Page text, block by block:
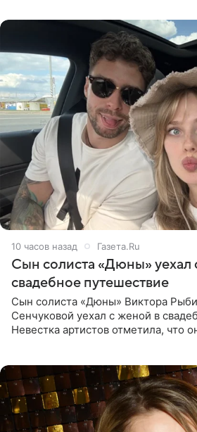
10 часов назад Газета.Ru
Сын солиста «Дюны» уехал
свадебное путешествие
Сын солиста «Дюны» Виктора
Сенчуковой уехал с женой в
Невестка артистов отметила, что